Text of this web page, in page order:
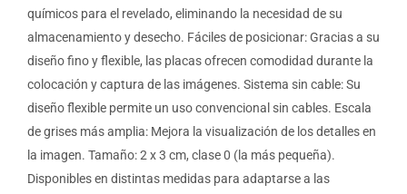
químicos para el revelado, eliminando la necesidad de su
almacenamiento y desecho. Fáciles de posicionar: Gracias a su
diseño fino y flexible, las placas ofrecen comodidad durante la
colocación y captura de las imágenes. Sistema sin cable: Su
diseño flexible permite un uso convencional sin cables. Escala
de grises más amplia: Mejora la visualización de los detalles en
la imagen. Tamaño: 2 x 3 cm, clase 0 (la más pequeña).
Disponibles en distintas medidas para adaptarse a las